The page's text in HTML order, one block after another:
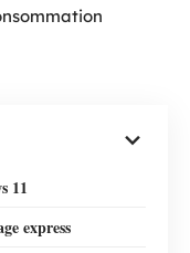
11
express